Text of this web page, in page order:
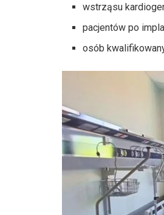
wstrząsu
pacjentów po
osób